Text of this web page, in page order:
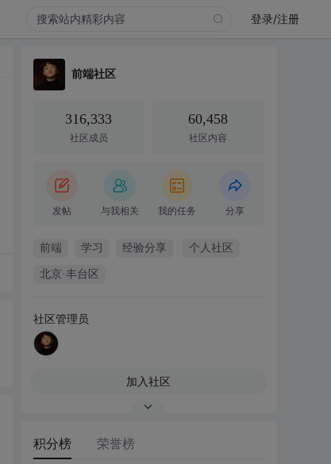
登录/注册
前端社区
316,333
社区成员
60,458
社区内容
发帖 与我相关 我的任务 分享
前端 学习 经验分享 个人社区
北京·丰台区
社区管理员
加入社区
积分榜 荣誉榜